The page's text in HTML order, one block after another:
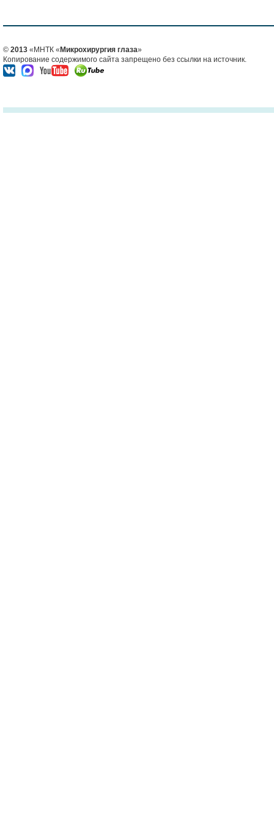
© 2013 «МНТК « Микрохирургия глаза»
Копирование содержимого сайта запрещено без ссылки на источник.